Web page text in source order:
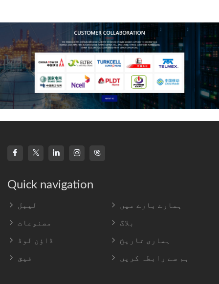
Quick navigation
لیبل ہمارے بارے میں
مصنوعات بلاگ
ڈاؤن لوڈ ہماری تاریخ
فیق ہم سے رابطہ کریں